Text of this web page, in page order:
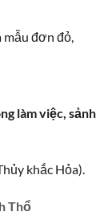
mẫu đơn đỏ,
làm việc, sảnh
khắc Hỏa).
Thổ